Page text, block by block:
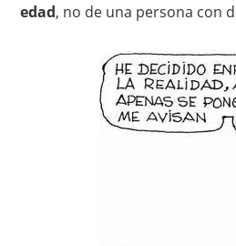
edad, no de una persona con